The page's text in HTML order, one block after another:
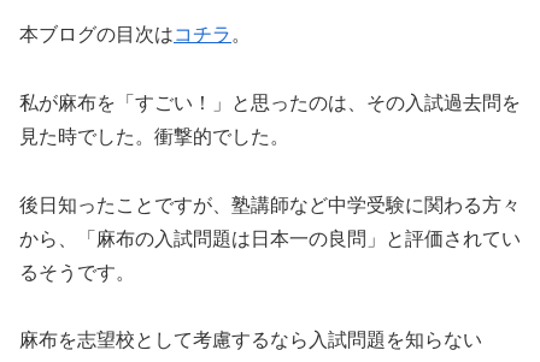
本ブログの目次はコチラ 。
私が麻布を「すごい！」と思ったのは、その入試過去問を
見た時でした。衝撃的でした。
後日知ったことですが、塾講師など中学受験に関わる方々
から、「麻布の入試問題は日本一の良問」と評価されてい
るそうです。
麻布を志望校として考慮するなら入試問題を知らない